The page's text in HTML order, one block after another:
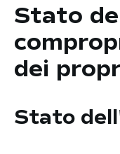
Stato
dei
Stato